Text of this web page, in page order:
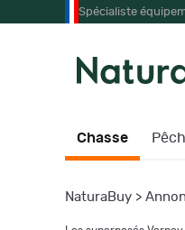
Spécialiste
Chasse
NaturaBuy >